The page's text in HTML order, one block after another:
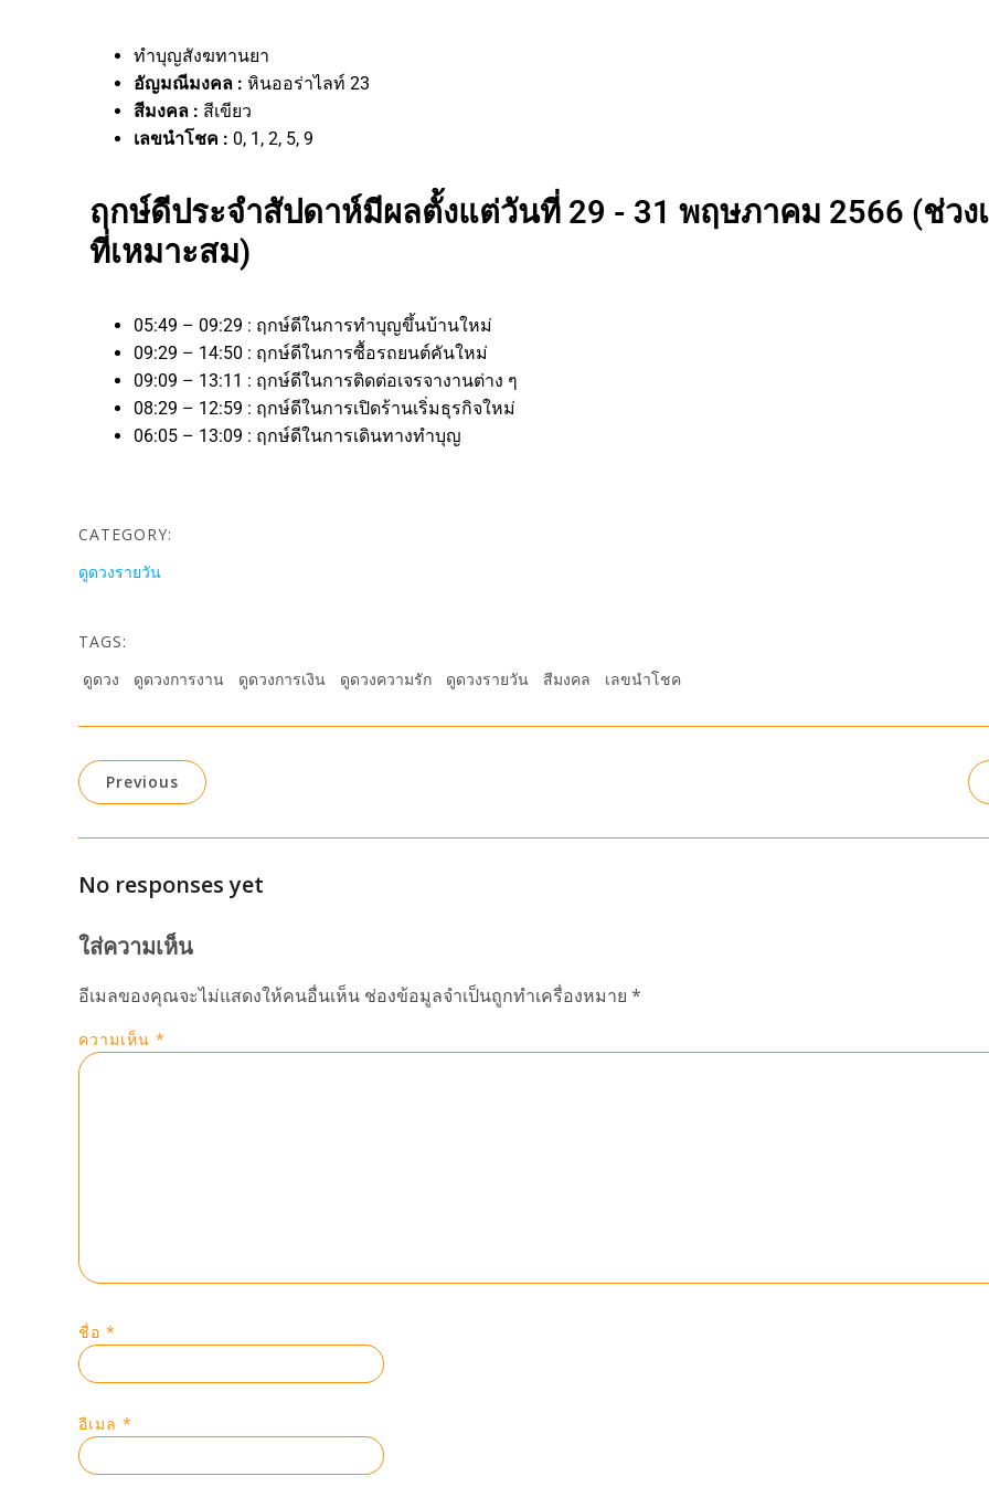
ทำบุญสังฆทานยา
อัญมณีมงคล : หินออร่าไลท์ 23
สีมงคล : สีเขียว
เลขนำโชค : 0, 1, 2, 5, 9
ฤกษ์ดีประจำสัปดาห์มีผลตั้งแต่วันที่ 29 - 31 พฤษภาคม 2566 (ช่วง
ที่เหมาะสม)
05:49 – 09:29 : ฤกษ์ดีในการทำบุญขึ้นบ้านใหม่
09:29 – 14:50 : ฤกษ์ดีในการซื้อรถยนต์คันใหม่
09:09 – 13:11 : ฤกษ์ดีในการติดต่อเจรจางานต่าง ๆ
08:29 – 12:59 : ฤกษ์ดีในการเปิดร้านเริ่มธุรกิจใหม่
06:05 – 13:09 : ฤกษ์ดีในการเดินทางทำบุญ
CATEGORY:
ดูดวงรายวัน
TAGS:
ดูดวง
ดูดวงการงาน ดูดวงการเงิน ดูดวงความรัก ดูดวงรายวัน สีมงคล เลขนำโชค
Previous
No responses yet
ใส่ความเห็น
อีเมลของคุณจะไม่แสดงให้คนอื่นเห็น ช่องข้อมูลจำเป็นถูกทำเครื่องหมาย *
ความเห็น *
ชื่อ *
อีเมล *